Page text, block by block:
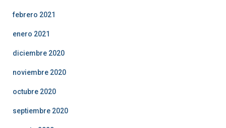
febrero 2021
enero 2021
diciembre 2020
noviembre 2020
octubre 2020
septiembre 2020